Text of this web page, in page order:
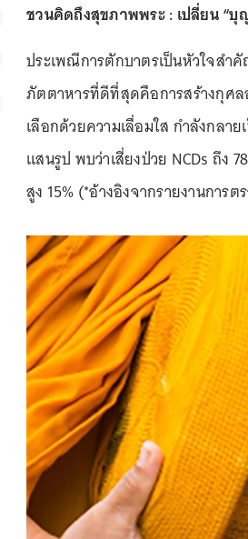
ชวนคิดถึงสุขภาพพระ : เปลี่ยน “บุ
ประเพณีการตักบาตรเป็นหัวใจสำ
ภัตตาหารที่ดีที่สุดคือการสร้างกุศ
เลือกด้วยความเลื่อมใส กำลังกลา
แสนรูป พบว่าเสี่ยงป่วย NCDs ถึง
สูง 15% (*อ้างอิงจากรายงานการ